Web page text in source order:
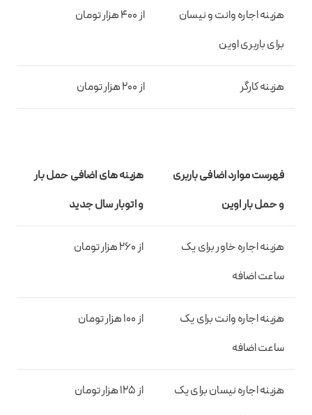
هزینه اجاره وانت و نیسان
برای باربری اوین
از 400 هزار تومان
هزینه کارگر از 200 هزار تومان
فهرست موارد اضافی باربری
و حمل بار اوین
هزینه های اضافی حمل بار
و اتوبار سال جدید
هزینه اجاره خاور برای یک
ساعت اضافه
از 260 هزار تومان
هزینه اجاره وانت برای یک
ساعت اضافه
از 100 هزار تومان
هزینه اجاره نیسان برای یک
از 125 هزار تومان